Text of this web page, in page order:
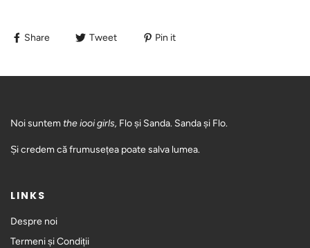
Share Tweet Pin it
Noi suntem the iooi girls, Flo și Sanda. Sanda și Flo.
Și credem că frumusețea poate salva lumea.
LINKS
Despre noi
Termeni și Condiții